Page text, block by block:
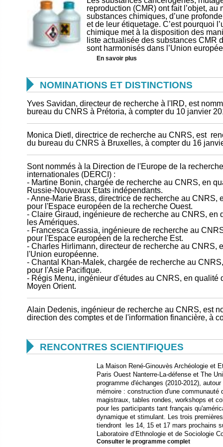
reproduction (CMR) ont fait l’objet, au
substances chimiques, d’une
et de leur étiquetage. C’est pourquoi
chimique met à la disposition des
liste actualisée des substances CMR
sont harmonisés dans l’Union
En savoir plus
 NOMINATIONS ET DISTINCTIONS
Yves Savidan, directeur de recherche à l'IRD, est
bureau du CNRS à Prétoria, à compter du 10 janvier
Monica Dietl, directrice de recherche au CNRS, est
du bureau du CNRS à Bruxelles, à compter du 16
Sont nommés à la Direction de l'Europe de la
internationales (DERCI) :
- Martine Bonin, chargée de recherche au CNRS, en
Russie-Nouveaux Etats indépendants.
- Anne-Marie Brass, directrice de recherche au CNRS,
pour l'Espace européen de la recherche Ouest.
- Claire Giraud, ingénieure de recherche au CNRS, en
les Amériques.
- Francesca Grassia, ingénieure de recherche au
pour l'Espace européen de la recherche Est.
- Charles Hirlimann, directeur de recherche au CNRS,
l'Union européenne.
- Chantal Khan-Malek, chargée de recherche au
pour l'Asie Pacifique.
- Régis Menu, ingénieur d'études au CNRS, en qualité
Moyen Orient.
Alain Dedenis, ingénieur de recherche au CNRS, est
direction des comptes et de l'information financière, à
 RENCONTRES SCIENTIFIQUES
La Maison René-Ginouvès Archéologie et
Paris Ouest Nanterre-La-défense et The
programme d'échanges (2010-2012),
mémoire : construction d'une communauté
magistraux, tables rondes, workshops et
pour les participants tant français
dynamique et stimulant. Les trois
tiendront les 14, 15 et 17 mars prochains
Laboratoire d’Ethnologie et de Sociologie
Consulter le programme complet